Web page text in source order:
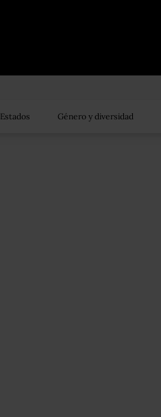
Estados Género y diversidad